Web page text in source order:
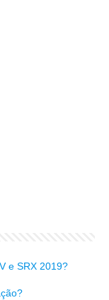
e SRX 2019?